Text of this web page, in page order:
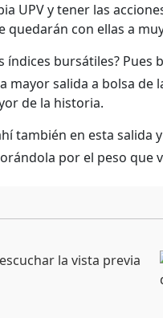
UPV y tener las
con ellas a
índices bursátiles? Pues
salida a bolsa de
de la historia.
también en esta salida
por el peso que